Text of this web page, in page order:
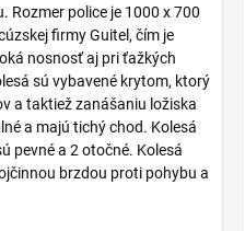
police je 1000 x 700
firmy Guitel, čím je
nosnosť aj pri ťažkých
sú vybavené krytom, ktorý
a taktiež zanášaniu ložiska
a majú tichý chod. Kolesá
pevné a 2 otočné. Kolesá
brzdou proti pohybu a